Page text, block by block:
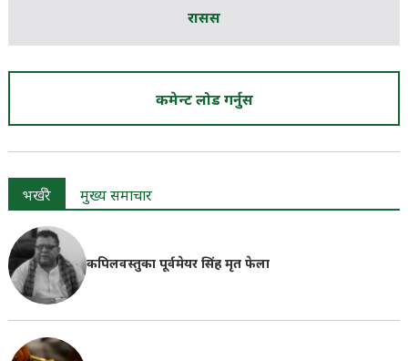
रासस
कमेन्ट लोड गर्नुस
भर्खरै मुख्य समाचार
कपिलवस्तुका पूर्वमेयर सिंह मृत फेला